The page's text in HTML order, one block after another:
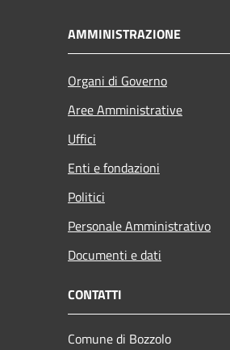
AMMINISTRAZIONE
Organi di Governo
Aree Amministrative
Uffici
Enti e fondazioni
Politici
Personale Amministrativo
Documenti e dati
CONTATTI
Comune di Bozzolo